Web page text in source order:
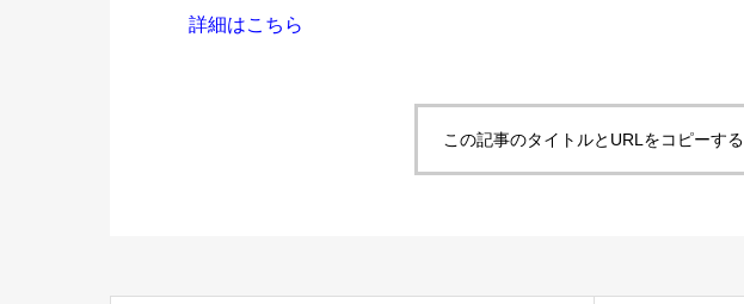
詳細はこちら
この記事のタイトルとURLをコピーする